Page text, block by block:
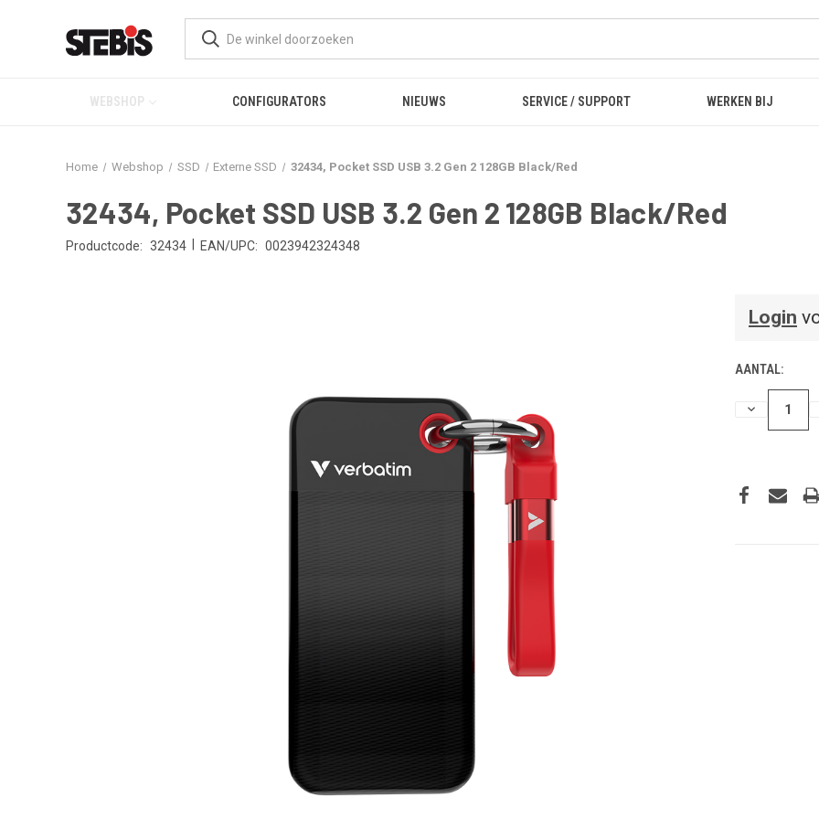
WEBSHOP CONFIGURATORS NIEUWS SERVICE / SUPPORT WERKEN BIJ
Home Webshop SSD Externe SSD 32434, Pocket SSD USB 3.2 Gen 2 128GB Black/Red
32434, Pocket SSD USB 3.2 Gen 2 128GB Black/Red
Productcode: 32434 EAN/UPC: 0023942324348
Login
AANTAL: